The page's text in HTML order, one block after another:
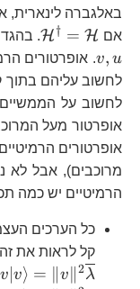
באלגברה לינארית,
אם
H† = H
.
v, u
. אופרטורים
לחשוב עליהם בתוך
לחשוב על
אופרטור מעל
אופרטורים הרמיטיים
a+bi
מרוכבים), אבל לא
הרמיטיים יש כמה
כל הערכים
קל לראות את
v v⟩ = ∥v 2λ